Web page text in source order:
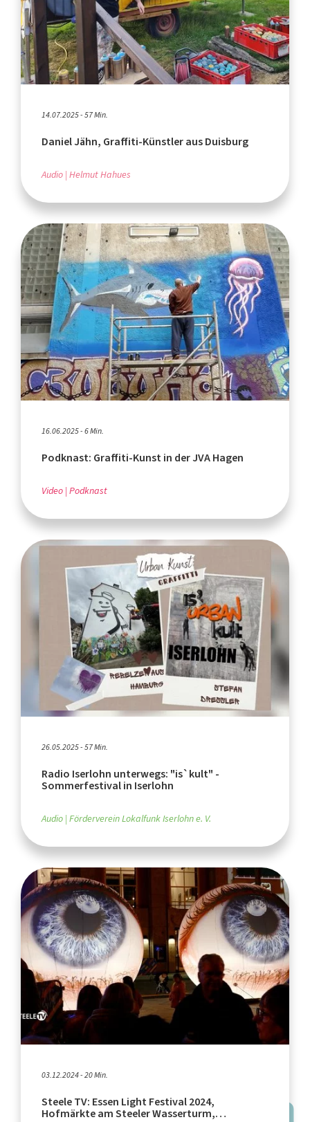
14.07.2025 - 57 Min.
Daniel Jähn, Graffiti-Künstler aus Duisburg
Audio Helmut Hahues
16.06.2025 - 6 Min.
Podknast: Graffiti-Kunst in der JVA Hagen
Video Podknast
26.05.2025 - 57 Min.
Radio Iserlohn unterwegs: "is`kult" -
Sommerfestival in Iserlohn
Audio Förderverein Lokalfunk Iserlohn e. V.
03.12.2024 - 20 Min.
Steele TV: Essen Light Festival 2024,
Hofmärkte am Steeler Wasserturm,